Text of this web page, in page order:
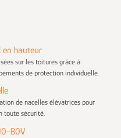
en hauteur
sur les toitures grâce à
de protection individuelle.
de nacelles élévatrices pour
toute sécurité.
B0V